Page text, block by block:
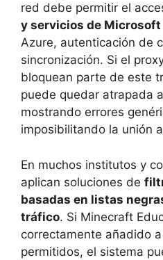
red debe permitir el
y servicios de Microsoft
Azure, autenticación de
sincronización. Si el
bloquean parte de este
puede quedar atrapada
mostrando errores
imposibilitando la unión
En muchos institutos y
aplican soluciones de
basadas en listas
tráfico. Si Minecraft
correctamente añadido
permitidos, el sistema